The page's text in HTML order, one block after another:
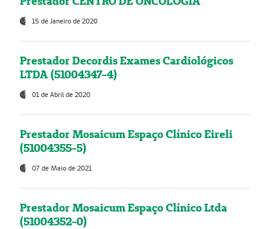
15 de Janeiro de 2020
Prestador Decordis Exames Cardiológicos
LTDA (51004347-4)
01 de Abril de 2020
Prestador Mosaicum Espaço Clínico Eireli
(51004355-5)
07 de Maio de 2021
Prestador Mosaicum Espaço Clínico Ltda
(51004352-0)